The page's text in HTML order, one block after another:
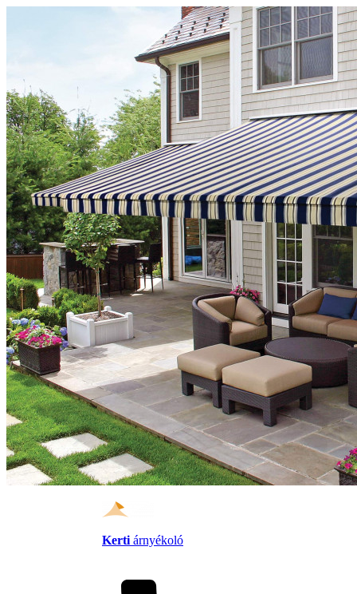
Kerti árnyékoló